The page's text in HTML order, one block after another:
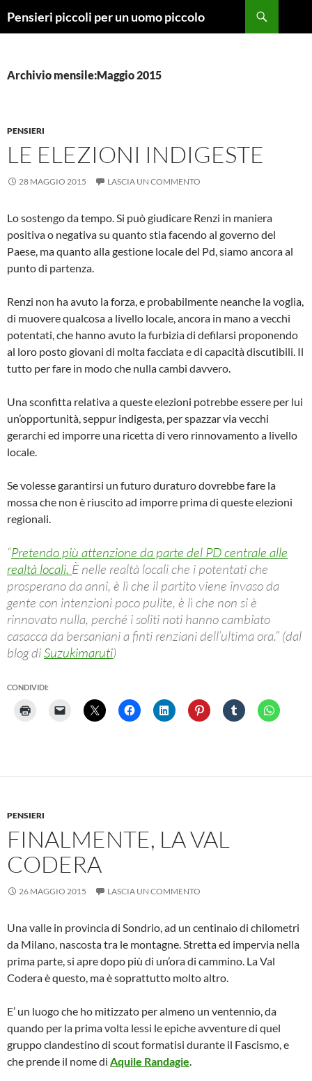
Pensieri piccoli per un uomo piccolo
Archivio mensile:Maggio 2015
PENSIERI
LE ELEZIONI INDIGESTE
28 MAGGIO 2015 LASCIA UN COMMENTO
Lo sostengo da tempo. Si può giudicare Renzi in maniera
positiva o negativa su quanto stia facendo al governo del
Paese, ma quanto alla gestione locale del Pd, siamo ancora al
punto di partenza.
Renzi non ha avuto la forza, e probabilmente neanche la voglia,
di muovere qualcosa a livello locale, ancora in mano a vecchi
potentati, che hanno avuto la furbizia di defilarsi proponendo
al loro posto giovani di molta facciata e di capacità discutibili. Il
tutto per fare in modo che nulla cambi davvero.
Una sconfitta relativa a queste elezioni potrebbe essere per lui
un’opportunità, seppur indigesta, per spazzar via vecchi
gerarchi ed imporre una ricetta di vero rinnovamento a livello
locale.
Se volesse garantirsi un futuro duraturo dovrebbe fare la
mossa che non è riuscito ad imporre prima di queste elezioni
regionali.
“Pretendo più attenzione da parte del PD centrale alle
realtà locali. È nelle realtà locali che i potentati che
prosperano da anni, è lì che il partito viene invaso da
gente con intenzioni poco pulite, è lì che non si è
rinnovato nulla, perché i soliti noti hanno cambiato
casacca da bersaniani a finti renziani dell’ultima ora.” (dal
blog diSuzukimaruti)
CONDIVIDI:
PENSIERI
FINALMENTE, LA VAL
CODERA
26 MAGGIO 2015 LASCIA UN COMMENTO
Una valle in provincia di Sondrio, ad un centinaio di chilometri
da Milano, nascosta tra le montagne. Stretta ed impervia nella
prima parte, si apre dopo più di un’ora di cammino. La Val
Codera è questo, ma è soprattutto molto altro.
E’ un luogo che ho mitizzato per almeno un ventennio, da
quando per la prima volta lessi le epiche avventure di quel
gruppo clandestino di scout formatisi durante il Fascismo, e
che prende il nome di Aquile Randagie.